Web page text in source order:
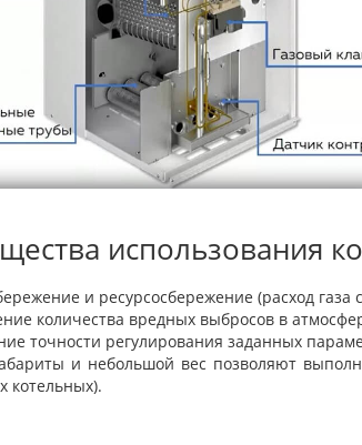
использования
и ресурсосбережение (расход газа
количества вредных выбросов в
точности регулирования заданных
и небольшой вес позволяют
котельных).